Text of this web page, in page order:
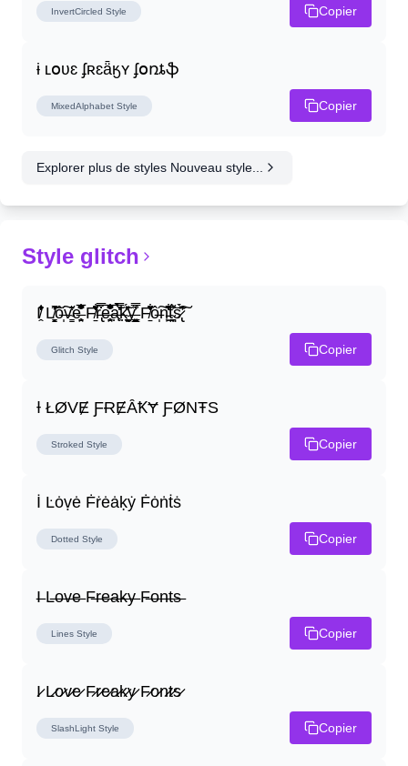
InvertCircled Style Copier
ɨ ʟօʋɛ ʄʀɛǟӄʏ ʄօռȶֆ
MixedAlphabet Style Copier
Explorer plus de styles Nouveau style...
Style glitch
I̸̭̍̄̂̐̒̾̔ L̸̘̳̞̋̓̏̍͐͝ô̶̩͠v̴̳̔̈͛e̶̤̹̼̥͋͆̂̅͊̽͂ F̸̱̈̌͋̍̒̽r̶̢̅͒̿͒e̶̤̹̼̥͋͆̂̅͊̽͂a̶̛̜̥̜̣̔̓̉̿̌̃̀̅k̴͈͕̮͉̫̮̣̃̽̈́̔̎y̶̬͓͍͇̰͚͑̿̓͌ F̸̱̈̌͋̍̒̽ô̶̩͠n̵̫͖͛͗̓̏̌͋̏̔̋t̴̘̪̦͌́̍͝s̷̢̛̀̃̆́̽͘͠
Glitch Style Copier
Ɨ ŁØVɆ ƑɌɆȂꝀɎ ƑØNŦS
Stroked Style Copier
İ Ŀȯṿė Ḟṙėȧḳẏ Ḟȯṅṫṡ
Dotted Style Copier
I̶ L̶o̶v̶e̶ F̶r̶e̶a̶k̶y̶ F̶o̶n̶t̶s̶
Lines Style Copier
I̷ L̷o̷v̷e̷ F̷r̷e̷a̷k̷y̷ F̷o̷n̷t̷s̷
SlashLight Style Copier